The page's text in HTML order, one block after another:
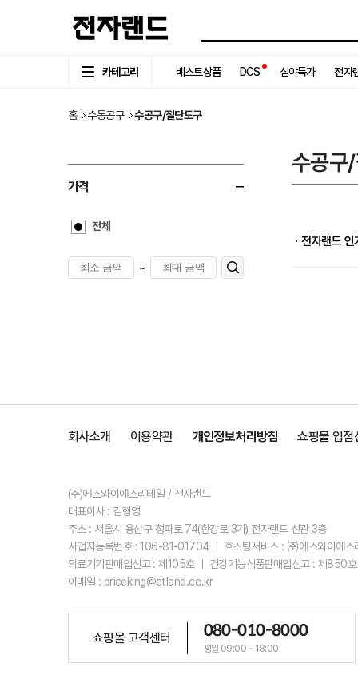
카테고리 베스트상품 DCS 심야특가 전자
홈 수동공구 수공구/절단도구
가격
전체
~
수공구
ㆍ전자랜드 인
회사소개 이용약관 개인정보처리방침 쇼핑몰 입점
(주)에스와이에스리테일 / 전자랜드
대표이사 : 김형영
주소 : 서울시 용산구 청파로 74(한강로 3가) 전자랜드 신관 3층
사업자등록번호 : 106-81-01704 ㅣ 호스팅서비스 : ㈜에스와이에
의료기기판매업신고 : 제105호 ㅣ 건강기능식품판매업신고 : 제850
이메일 : priceking@etland.co.kr
쇼핑몰 고객센터 080-010-8000
평일 09:00 ~ 18:00